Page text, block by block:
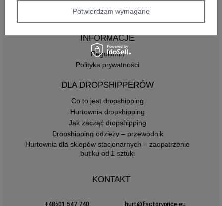
Zasady zwrotów
INFORMACJE
Regulamin
Polityka prywatności
DLA DROPSHIPPERÓW
Co to jest dropshipping
Hurtownia dropshipping
Jak zacząć dropshipping
Dropshipping odzieży – przewodnik
Hurtownia dla sklepów stacjonarnych – zaopatrzenie
butiku od 1 sztuki
KONTAKT
+48601 547 740 hurt@factoryprice.eu
Potwierdzam wymagane